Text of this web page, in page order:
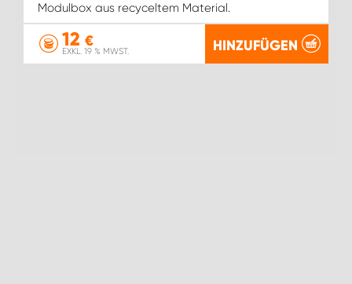
Modulbox aus recyceltem Material.
12 €
EXKL. 19 % MWST. HINZUFÜGEN